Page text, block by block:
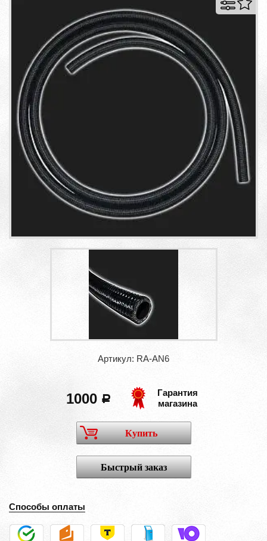
Артикул: RA-AN6
1000 a
Гарантия
магазина
Купить
Быстрый заказ
Способы оплаты